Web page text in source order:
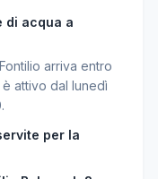
di acqua a
arriva entro
attivo dal lunedì
per la